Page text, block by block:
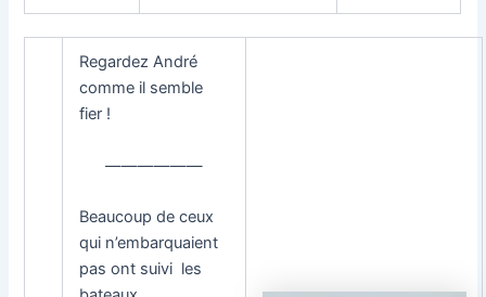
Regardez André
comme il semble
fier !
——————
Beaucoup de ceux
qui n’embarquaient
pas ont suivi les